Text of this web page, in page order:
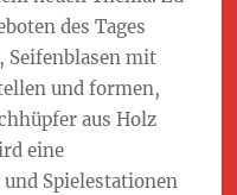
des Tages
Seifenblasen mit
und formen,
aus Holz
eine
Spielestationen